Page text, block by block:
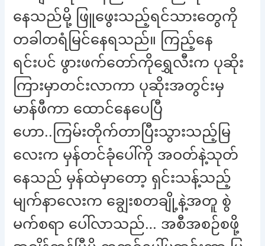
နေသည်မို့ ဖြူဖွေးသည့်ရင်သားတွေကို
တခါတရံမြင်နေရသည်။ ကြည့်နေ
ရင်းပင် ဖွားဖက်တော်ကိုရွှေလီးက ပုဆိုး
ကြားမှာတင်းလာကာ ပုဆိုးအတွင်းမှ
မာန်ဖီကာ ထောင်နေပေပြီ
ဟော..ကြမ်းတိုက်တာပြီးသွားသည့်မြ
လေးက မှန်တင်ခုံပေါ်ကို အဝတ်နဲ့သုတ်
နေသည် မှန်ထဲမှာတော့ ရှင်းသန့်သည့်
မျက်နာလေးက ချွေးစတချို့နဲ့အတူ စွဲ
မက်စရာ ပေါ်လာသည်… အစီအစဉ်စဖို့